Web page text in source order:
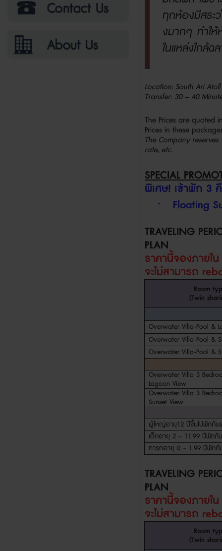
ทุกห้องมีสระ
งมากๆ ทำใ
ในแหล่งใกล้
Location: South Ari Atoll
Transfer: 30 – 40
The Prices are quoted
Prices in these
The Company
rate, etc.
SPECIAL
พิเศษ! เข้าพัก 3
·
Floating
TRAVELING
PLAN
ราคานี้จองภายใน
จะไม่สามารถ
Room
(Twin
Overwater Villa-Pool &
Overwater Villa-Pool &
Overwater Villa-Pool &
Overwater Villa 3
Lagoon View
Overwater Villa 3
Sunset View
ผู้ใหญ่อายุ12 ปีขึ้นไปพักกั
เด็กอายุ 2 – 11.99 ปีพักกั
ทารกอายุ 0 – 1.99 ปีพัก
TRAVELING
PLAN
ราคานี้จองภายใน
จะไม่สามารถ
Room
(Twin